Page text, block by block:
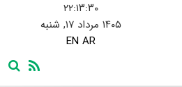
۲۲:۱۳:۳۱
۱۴۰۵ مرداد ۱۷, شنبه
EN AR